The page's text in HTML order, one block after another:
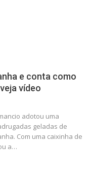
e conta como
vídeo
adotou uma
geladas de
Com uma caixinha de
a…